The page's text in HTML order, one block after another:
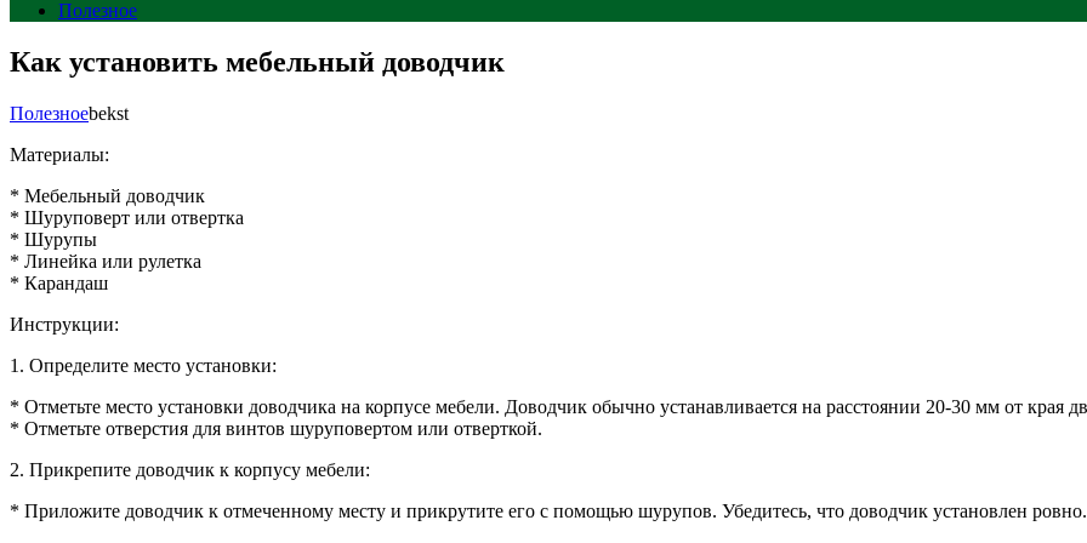
Полезное
Как установить мебельный доводчик
Полезноеbekst
Материалы:
* Мебельный доводчик
* Шуруповерт или отвертка
* Шурупы
* Линейка или рулетка
* Карандаш
Инструкции:
1. Определите место установки:
* Отметьте место установки доводчика на корпусе мебели. Доводчик обычно устанавливается на расстоянии 20-30 мм от края
* Отметьте отверстия для винтов шуруповертом или отверткой.
2. Прикрепите доводчик к корпусу мебели:
* Приложите доводчик к отмеченному месту и прикрутите его с помощью шурупов. Убедитесь, что доводчик установлен ровно.